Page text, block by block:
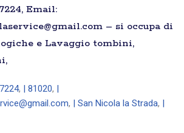
Email:
– si occupa di
e Lavaggio tombini,
, | 81020,
, | San Nicola la Strada,